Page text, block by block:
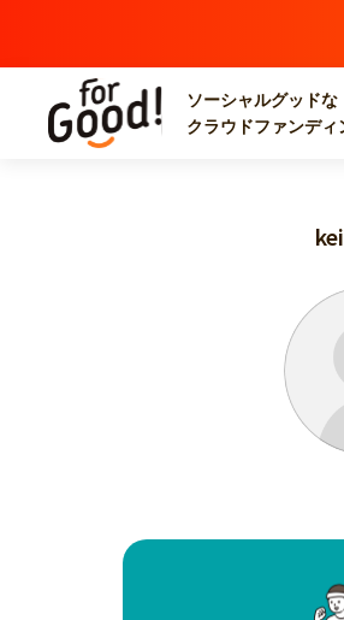
ソーシャルグッドな
クラウドファンディ